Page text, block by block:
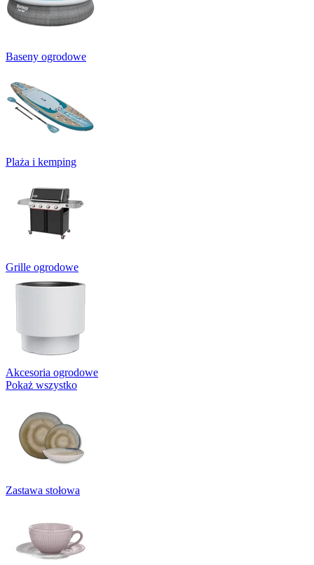
Baseny ogrodowe
Plaża i kemping
Grille ogrodowe
Akcesoria ogrodowe
Pokaż wszystko
Zastawa stołowa